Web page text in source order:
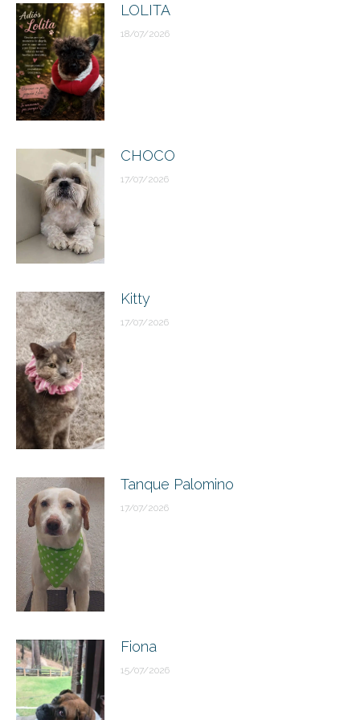
LOLITA
18/07/2026
CHOCO
17/07/2026
Kitty
17/07/2026
Tanque Palomino
17/07/2026
Fiona
15/07/2026